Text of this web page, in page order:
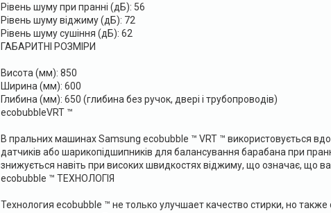
Рівень шуму при пранні (дБ): 56
Рівень шуму віджиму (дБ): 72
Рівень шуму сушіння (дБ): 62
ГАБАРИТНІ РОЗМІРИ
Висота (мм): 850
Ширина (мм): 600
Глибина (мм): 650 (глибина без ручок, двері і трубопроводів)
ecobubbleVRT ™
В пральних машинах Samsung ecobubble ™ VRT ™ використовується
датчиків або шарикопідшипників для балансування барабана при
знижується навіть при високих швидкостях віджиму, що означає, що
ecobubble ™ ТЕХНОЛОГІЯ
Технология ecobubble ™ не только улучшает качество стирки, но